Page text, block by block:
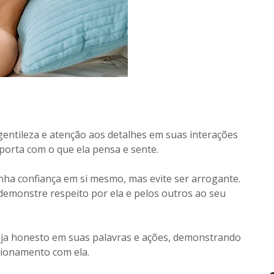
e atenção aos detalhes em suas interações
com o que ela pensa e sente.
confiança em si mesmo, mas evite ser arrogante.
respeito por ela e pelos outros ao seu
honesto em suas palavras e ações, demonstrando
com ela.